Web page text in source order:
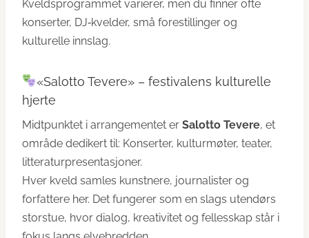
Kveldsprogrammet varierer, men du finner ofte
konserter, DJ‑kvelder, små forestillinger og
kulturelle innslag.
«Salotto Tevere» – festivalens kulturelle
hjerte
Midtpunktet i arrangementet er Salotto Tevere, et
område dedikert til: Konserter, kulturmøter, teater,
litteraturpresentasjoner.
Hver kveld samles kunstnere, journalister og
forfattere her. Det fungerer som en slags utendørs
storstue, hvor dialog, kreativitet og fellesskap står i